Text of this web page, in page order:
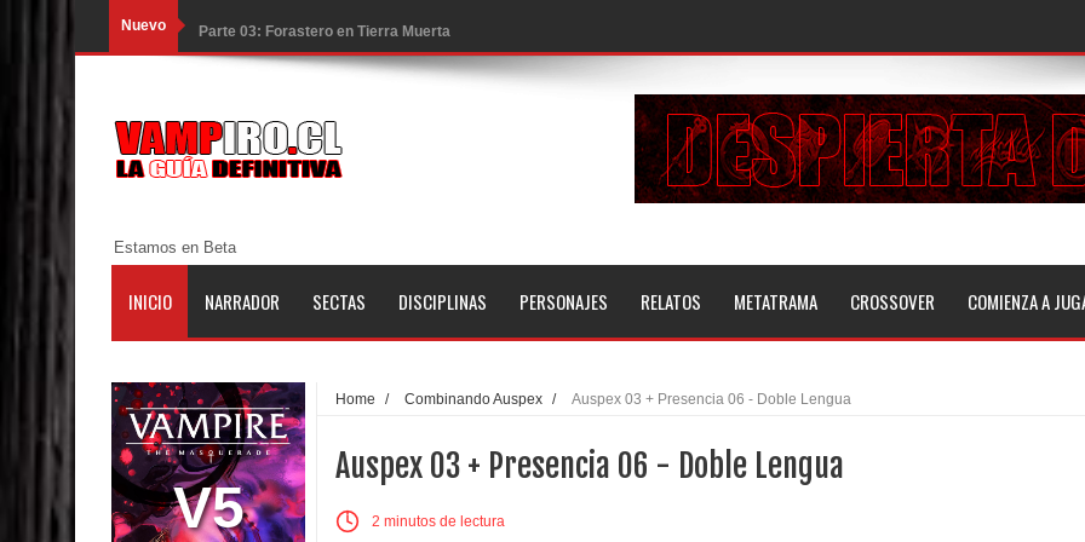
Nuevo Parte 03: Forastero en Tierra Muerta
Parte 09: Los Muertos Cuentan Cuentos
Parte 08: Ultratumba
Parte 04: Se Descubre el Pastel
Parte 03: Una Piraña en el Bidé
Parte 02: Los Muertos Gobiernan a los Vivos
Parte 01: Escondido a Plena Luz
Estamos en Beta
INICIO NARRADOR SECTAS DISCIPLINAS PERSONAJES RELATOS METATRAMA CROSSOVER COMIENZA A
V5
Home / Combinando Auspex / Auspex 03 + Presencia 06 - Doble Lengua
Auspex 03 + Presencia 06 - Doble Lengua
2 minutos de lectura